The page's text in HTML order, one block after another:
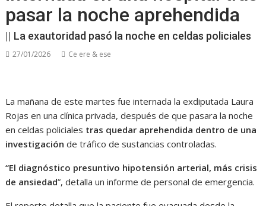
pasar la noche aprehendida
|| La exautoridad pasó la noche en celdas policiales
27/01/2026 Ce ere & ese
La mañana de este martes fue internada la exdiputada Laura
Rojas en una clínica privada, después de que pasara la noche
en celdas policiales tras quedar aprehendida dentro de una
investigaciónde tráfico de sustancias controladas.
“El diagnóstico presuntivo hipotensión arterial, más crisis
de ansiedad”, detalla un informe de personal de emergencia.